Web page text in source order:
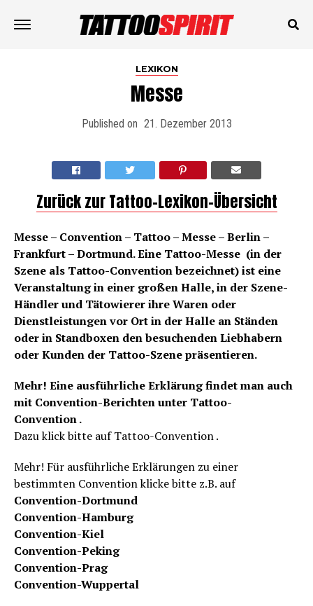
LEXIKON
Messe
Published on 21. Dezember 2013
Zurück zur Tattoo-Lexikon-Übersicht
Messe – Convention – Tattoo – Messe – Berlin –
Frankfurt – Dortmund. Eine Tattoo-Messe (in der
Szene als Tattoo-Convention bezeichnet) ist eine
Veranstaltung in einer großen Halle, in der Szene-
Händler und Tätowierer ihre Waren oder
Dienstleistungen vor Ort in der Halle an Ständen
oder in Standboxen den besuchenden Liebhabern
oder Kunden der Tattoo-Szene präsentieren.
Mehr! Eine ausführliche Erklärung findet man auch
mit Convention-Berichten unter Tattoo-
Convention .
Dazu klick bitte auf Tattoo-Convention .
Mehr! Für ausführliche Erklärungen zu einer
bestimmten Convention klicke bitte z.B. auf
Convention-Dortmund
Convention-Hamburg
Convention-Kiel
Convention-Peking
Convention-Prag
Convention-Wuppertal